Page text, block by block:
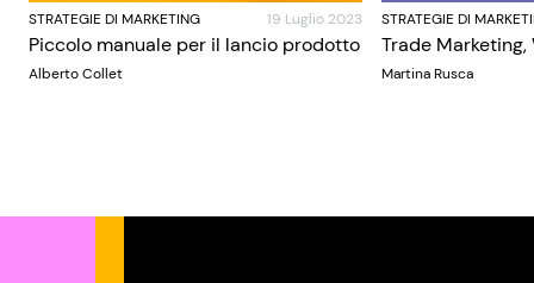
STRATEGIE DI MARKETING 19 Luglio 2023
Piccolo manuale per il lancio prodotto
Alberto Collet
STRATEGIE DI
Trade Marketing,
Martina Rusca